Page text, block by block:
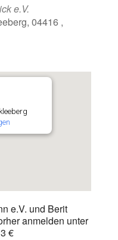
e.V.
04416 ,
e.V. und Berit
anmelden unter
€